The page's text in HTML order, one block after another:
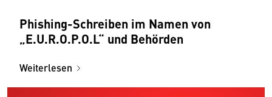
Phishing-Schreiben im Namen von
„E.U.R.O.P.O.L“ und Behörden
Weiterlesen